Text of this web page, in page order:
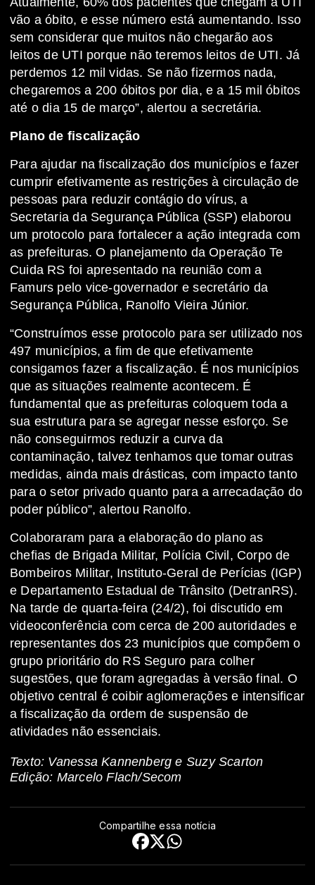
vão a óbito, e esse número está aumentando. Isso
sem considerar que muitos não chegarão aos
leitos de UTI porque não teremos leitos de UTI. Já
perdemos 12 mil vidas. Se não fizermos nada,
chegaremos a 200 óbitos por dia, e a 15 mil óbitos
até o dia 15 de março”, alertou a secretária.
Plano de fiscalização
Para ajudar na fiscalização dos municípios e fazer
cumprir efetivamente as restrições à circulação de
pessoas para reduzir contágio do vírus, a
Secretaria da Segurança Pública (SSP) elaborou
um protocolo para fortalecer a ação integrada com
as prefeituras. O planejamento da Operação Te
Cuida RS foi apresentado na reunião com a
Famurs pelo vice-governador e secretário da
Segurança Pública, Ranolfo Vieira Júnior.
“Construímos esse protocolo para ser utilizado nos
497 municípios, a fim de que efetivamente
consigamos fazer a fiscalização. É nos municípios
que as situações realmente acontecem. É
fundamental que as prefeituras coloquem toda a
sua estrutura para se agregar nesse esforço. Se
não conseguirmos reduzir a curva da
contaminação, talvez tenhamos que tomar outras
medidas, ainda mais drásticas, com impacto tanto
para o setor privado quanto para a arrecadação do
poder público”, alertou Ranolfo.
Colaboraram para a elaboração do plano as
chefias de Brigada Militar, Polícia Civil, Corpo de
Bombeiros Militar, Instituto-Geral de Perícias (IGP)
e Departamento Estadual de Trânsito (DetranRS).
Na tarde de quarta-feira (24/2), foi discutido em
videoconferência com cerca de 200 autoridades e
representantes dos 23 municípios que compõem o
grupo prioritário do RS Seguro para colher
sugestões, que foram agregadas à versão final. O
objetivo central é coibir aglomerações e intensificar
a fiscalização da ordem de suspensão de
atividades não essenciais.
Texto: Vanessa Kannenberg e Suzy Scarton
Edição: Marcelo Flach/Secom
Compartilhe essa notícia